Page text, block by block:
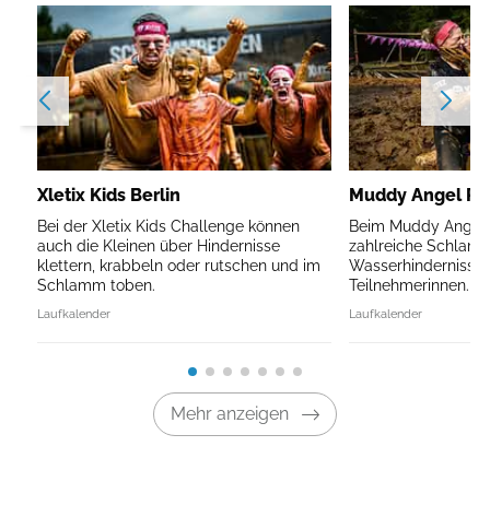
Xletix Kids Berlin
Bei der Xletix Kids Challenge können
auch die Kleinen über Hindernisse
klettern, krabbeln oder rutschen und im
Schlamm toben.
Laufkalender
Muddy Angel
Beim Muddy
zahlreiche
Wasserhindernisse
Teilnehmerinnen.
Laufkalender
Mehr anzeigen